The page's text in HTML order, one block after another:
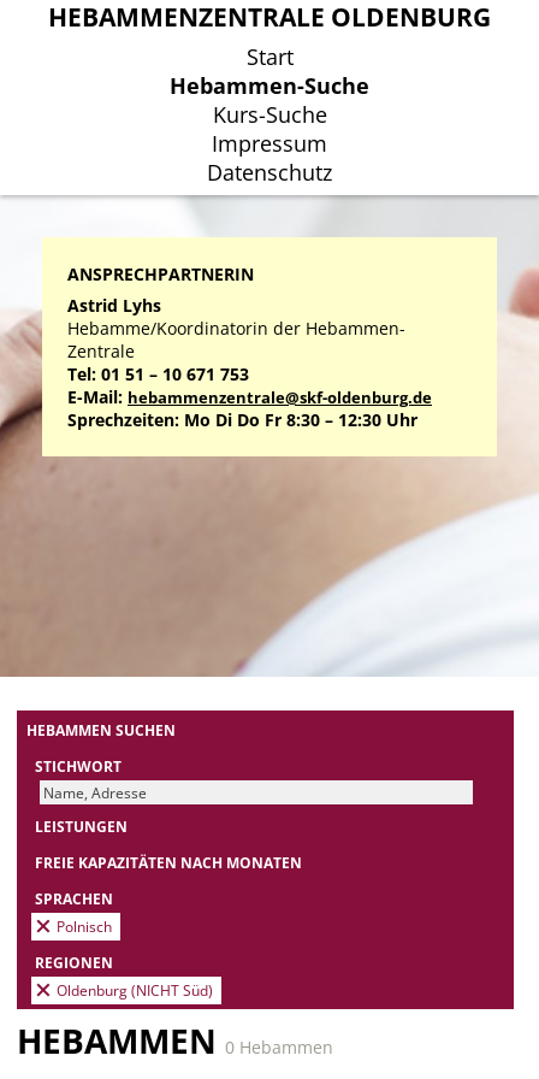
HEBAMMENZENTRALE OLDENBURG
Start
Hebammen-Suche
Kurs-Suche
Impressum
Datenschutz
HEBAMMENZENTRALE OLDENBURG
Start
Hebammen-Suche
Kurs-Suche
Impressum
Datenschutz
ANSPRECHPARTNERIN
Astrid Lyhs
Hebamme/Koordinatorin der Hebammen-
Zentrale
Tel: 01 51 – 10 671 753
E-Mail: hebammenzentrale@skf-oldenburg.de
Sprechzeiten: Mo Di Do Fr 8:30 – 12:30 Uhr
HEBAMMEN SUCHEN
STICHWORT
LEISTUNGEN
FREIE KAPAZITÄTEN NACH MONATEN
SPRACHEN
Polnisch
REGIONEN
Oldenburg (NICHT Süd)
HEBAMMEN 0 Hebammen